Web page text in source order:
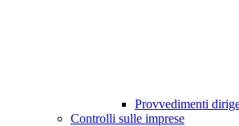
Provvedimenti
Controlli sulle imprese